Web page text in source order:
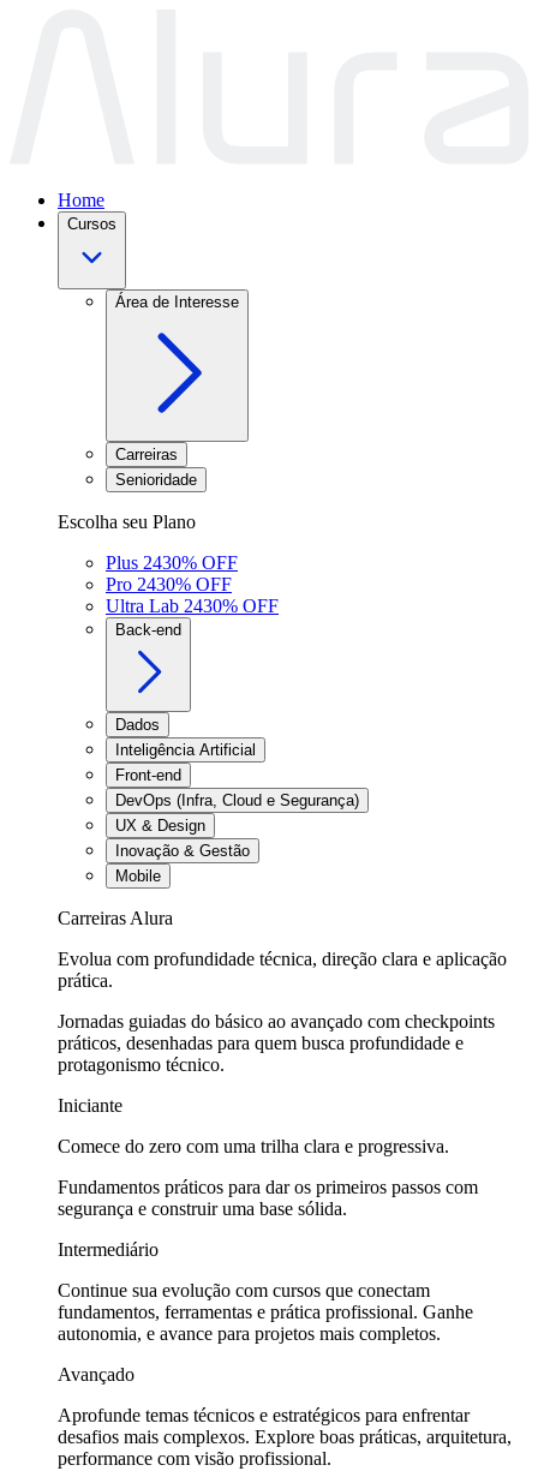
Home
Cursos
Área de Interesse
Carreiras
Senioridade
Escolha seu Plano
Plus 2430% OFF
Pro 2430% OFF
Ultra Lab 2430% OFF
Back-end
Dados
Inteligência Artificial
Front-end
DevOps (Infra, Cloud e Segurança)
UX & Design
Inovação & Gestão
Mobile
Carreiras Alura
Evolua com profundidade técnica, direção clara e aplicação
prática.
Jornadas guiadas do básico ao avançado com checkpoints
práticos, desenhadas para quem busca profundidade e
protagonismo técnico.
Iniciante
Comece do zero com uma trilha clara e progressiva.
Fundamentos práticos para dar os primeiros passos com
segurança e construir uma base sólida.
Intermediário
Continue sua evolução com cursos que conectam
fundamentos, ferramentas e prática profissional. Ganhe
autonomia, e avance para projetos mais completos.
Avançado
Aprofunde temas técnicos e estratégicos para enfrentar
desafios mais complexos. Explore boas práticas, arquitetura,
performance com visão profissional.